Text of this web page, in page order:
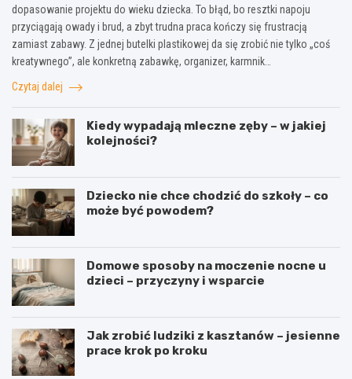
dopasowanie projektu do wieku dziecka. To błąd, bo resztki napoju
przyciągają owady i brud, a zbyt trudna praca kończy się frustracją
zamiast zabawy. Z jednej butelki plastikowej da się zrobić nie tylko „coś
kreatywnego”, ale konkretną zabawkę, organizer, karmnik…
Czytaj dalej
Kiedy wypadają mleczne zęby – w jakiej
kolejności?
Dziecko nie chce chodzić do szkoły – co
może być powodem?
Domowe sposoby na moczenie nocne u
dzieci – przyczyny i wsparcie
Jak zrobić ludziki z kasztanów – jesienne
prace krok po kroku